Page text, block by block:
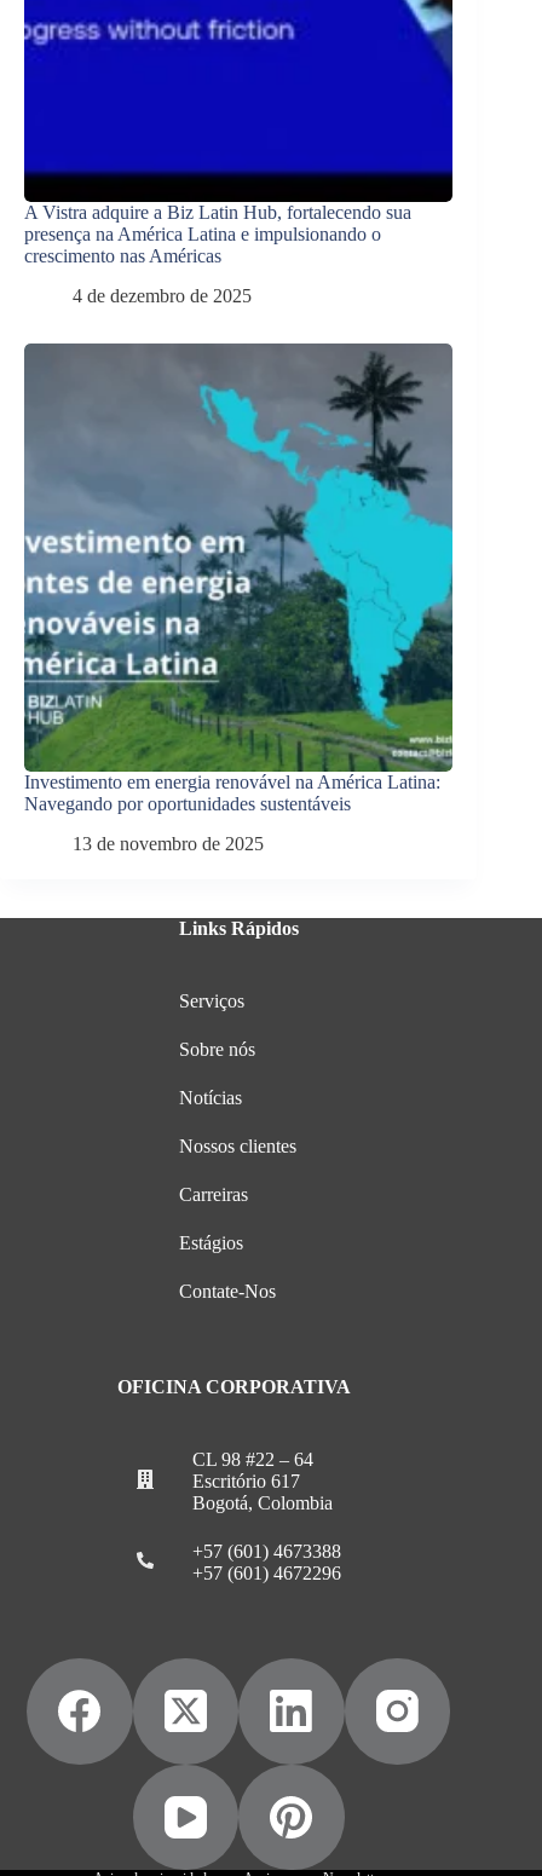
A Vistra adquire a Biz Latin Hub, fortalecendo sua
presença na América Latina e impulsionando o
crescimento nas Américas
4 de dezembro de 2025
Investimento em energia renovável na América Latina:
Navegando por oportunidades sustentáveis
13 de novembro de 2025
Links Rápidos
Serviços
Sobre nós
Notícias
Nossos clientes
Carreiras
Estágios
Contate-Nos
OFICINA CORPORATIVA
CL 98 #22 – 64
Escritório 617
Bogotá, Colombia
+57 (601) 4673388
+57 (601) 4672296